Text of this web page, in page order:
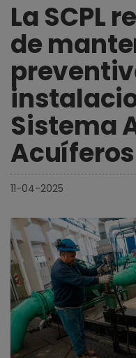
La SCPL
de
Sistema
Acuíferos
11-04-2025